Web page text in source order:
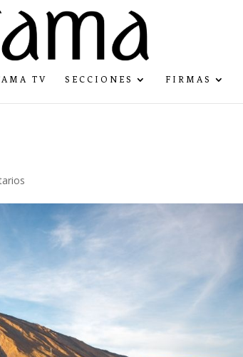
TV SECCIONES FIRMAS